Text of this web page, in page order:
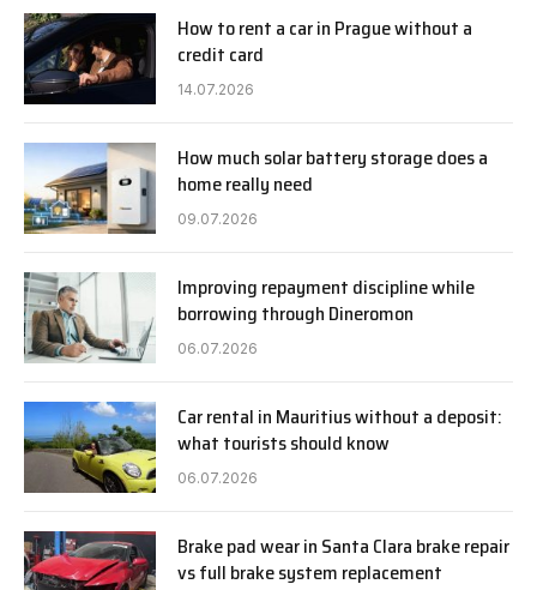
How to rent a car in Prague without a
credit card
14.07.2026
How much solar battery storage does a
home really need
09.07.2026
Improving repayment discipline while
borrowing through Dineromon
06.07.2026
Car rental in Mauritius without a deposit:
what tourists should know
06.07.2026
Brake pad wear in Santa Clara brake repair
vs full brake system replacement